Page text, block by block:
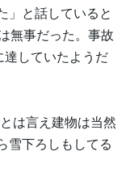
」と話していると
無事だった。事故
達していたようだ
は言え建物は当然
雪下ろしもしてる